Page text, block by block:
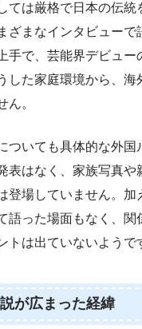
ては厳格で日本の伝統
ざまなインタビューで
手で、芸能界デビュー
した家庭環境から、海
ん。
ついても具体的な外国
表はなく、家族写真や
登場していません。
語った場面もなく、関
トは出ていないようで
が広まった経緯